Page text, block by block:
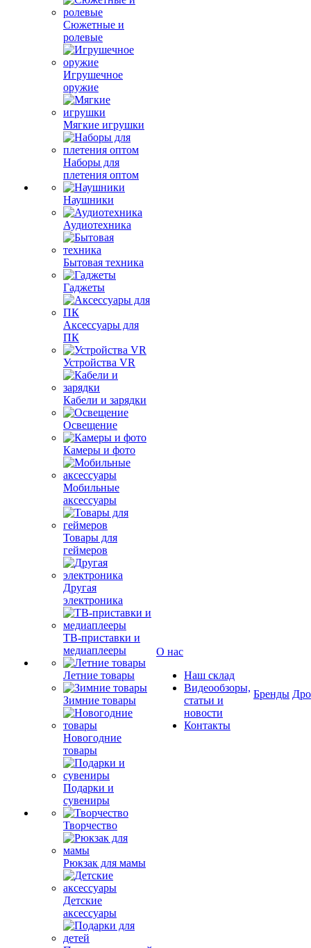
Сюжетные и
ролевые
Игрушечное
оружие
Мягкие игрушки
Наборы для
плетения оптом
Наушники
Аудиотехника
Бытовая техника
Гаджеты
Аксессуары для
ПК
Устройства VR
Кабели и зарядки
Освещение
Камеры и фото
Мобильные
аксессуары
Товары для
геймеров
Другая
электроника
ТВ-приставки и
медиаплееры
Летние товары
Зимние товары
Новогодние
товары
Подарки и
сувениры
Творчество
Рюкзак для мамы
Детские
аксессуары
О нас
Наш склад
Видеообзоры,
статьи и
новости
Контакты
Бренды